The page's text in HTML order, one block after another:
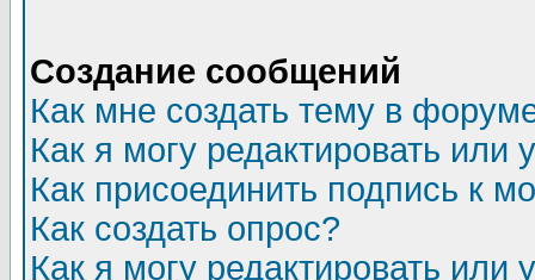
Создание сообщений
Как мне создать тему в
Как я могу редактировать или
Как присоединить подпись к
Как создать опрос?
Как я могу редактировать или